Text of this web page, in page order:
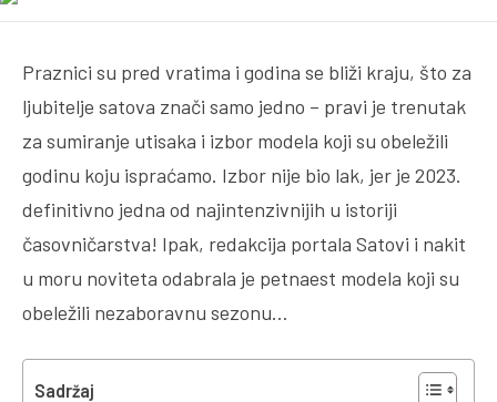
Praznici su pred vratima i godina se bliži kraju, što za
ljubitelje satova znači samo jedno – pravi je trenutak
za sumiranje utisaka i izbor modela koji su obeležili
godinu koju ispraćamo. Izbor nije bio lak, jer je 2023.
definitivno jedna od najintenzivnijih u istoriji
časovničarstva! Ipak, redakcija portala Satovi i nakit
u moru noviteta odabrala je petnaest modela koji su
obeležili nezaboravnu sezonu…
Sadržaj